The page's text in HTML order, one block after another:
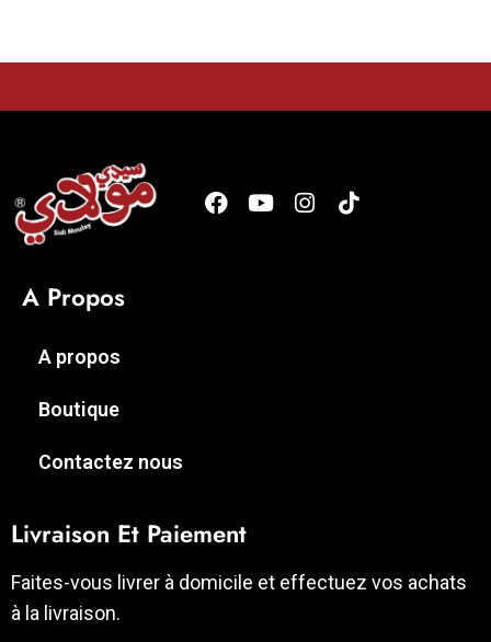
A Propos
A propos
Boutique
Contactez nous
Livraison Et Paiement
Faites-vous livrer à domicile et effectuez vos achats
à la livraison.